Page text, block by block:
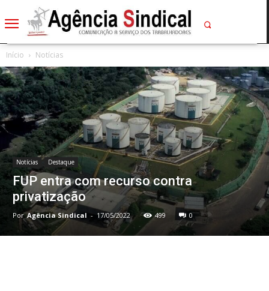
Início Notícias
Notícias Destaque
FUP entra com recurso contra
privatização
Por Agência Sindical - 17/05/2022 499 0